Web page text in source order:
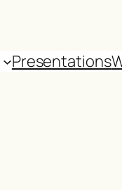
Presentations